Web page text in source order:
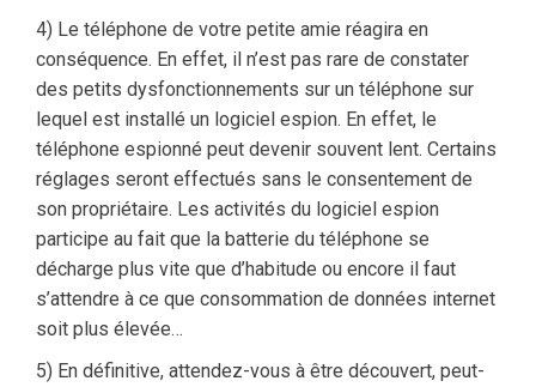
4) Le téléphone de votre petite amie réagira en
conséquence. En effet, il n’est pas rare de constater
des petits dysfonctionnements sur un téléphone sur
lequel est installé un logiciel espion. En effet, le
téléphone espionné peut devenir souvent lent. Certains
réglages seront effectués sans le consentement de
son propriétaire. Les activités du logiciel espion
participe au fait que la batterie du téléphone se
décharge plus vite que d’habitude ou encore il faut
s’attendre à ce que consommation de données internet
soit plus élevée…
5) En définitive, attendez-vous à être découvert, peut-